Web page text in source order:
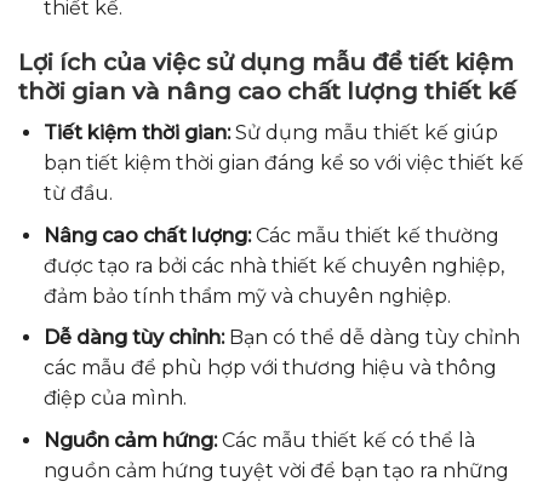
thiết kế.
Lợi ích của việc sử dụng mẫu để tiết kiệm
thời gian và nâng cao chất lượng thiết kế
Tiết kiệm thời gian:Sử dụng mẫu thiết kế giúp
bạn tiết kiệm thời gian đáng kể so với việc thiết kế
từ đầu.
Nâng cao chất lượng:Các mẫu thiết kế thường
được tạo ra bởi các nhà thiết kế chuyên nghiệp,
đảm bảo tính thẩm mỹ và chuyên nghiệp.
Dễ dàng tùy chỉnh:Bạn có thể dễ dàng tùy chỉnh
các mẫu để phù hợp với thương hiệu và thông
điệp của mình.
Nguồn cảm hứng:Các mẫu thiết kế có thể là
nguồn cảm hứng tuyệt vời để bạn tạo ra những